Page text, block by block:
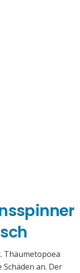
Thaumetopoea
an. Der